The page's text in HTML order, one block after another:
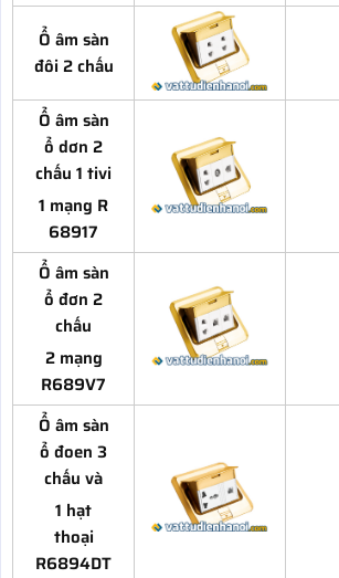
Ổ âm sàn
đôi 2 chấu
Ổ âm sàn
ổ dơn 2
chấu 1 tivi
1 mạng R
68917
Ổ âm sàn
ổ đơn 2
chấu
2 mạng
R689V7
Ổ âm sàn
ổ đoen 3
chấu và
1 hạt
thoại
R6894DT